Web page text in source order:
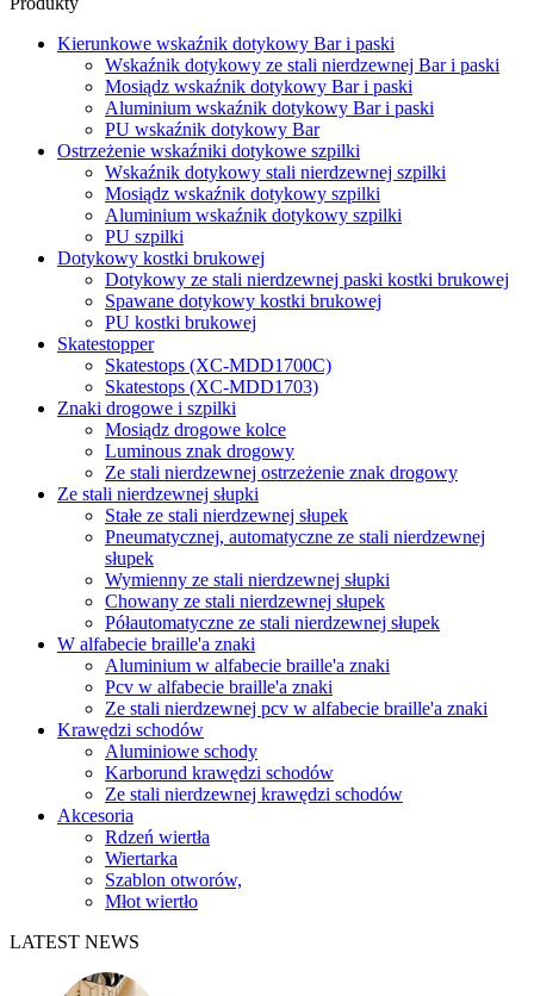
Kierunkowe wskaźnik dotykowy Bar i paski
Wskaźnik dotykowy ze stali nierdzewnej Bar i paski
Mosiądz wskaźnik dotykowy Bar i paski
Aluminium wskaźnik dotykowy Bar i paski
PU wskaźnik dotykowy Bar
Ostrzeżenie wskaźniki dotykowe szpilki
Wskaźnik dotykowy stali nierdzewnej szpilki
Mosiądz wskaźnik dotykowy szpilki
Aluminium wskaźnik dotykowy szpilki
PU szpilki
Dotykowy kostki brukowej
Dotykowy ze stali nierdzewnej paski kostki brukowej
Spawane dotykowy kostki brukowej
PU kostki brukowej
Skatestopper
Skatestops (XC-MDD1700C)
Skatestops (XC-MDD1703)
Znaki drogowe i szpilki
Mosiądz drogowe kolce
Luminous znak drogowy
Ze stali nierdzewnej ostrzeżenie znak drogowy
Ze stali nierdzewnej słupki
Stałe ze stali nierdzewnej słupek
Pneumatycznej, automatyczne ze stali nierdzewnej
słupek
Wymienny ze stali nierdzewnej słupki
Chowany ze stali nierdzewnej słupek
Półautomatyczne ze stali nierdzewnej słupek
W alfabecie braille'a znaki
Aluminium w alfabecie braille'a znaki
Pcv w alfabecie braille'a znaki
Ze stali nierdzewnej pcv w alfabecie braille'a znaki
Krawędzi schodów
Aluminiowe schody
Karborund krawędzi schodów
Ze stali nierdzewnej krawędzi schodów
Akcesoria
Rdzeń wiertła
Wiertarka
Szablon otworów,
Młot wiertło
LATEST NEWS